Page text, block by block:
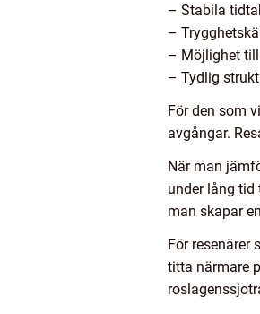
– Stabila
–
– Möjlighet till
– Tydlig
För den som
avgångar.
När man
under lång tid
man skapar
För resenärer
titta närmare